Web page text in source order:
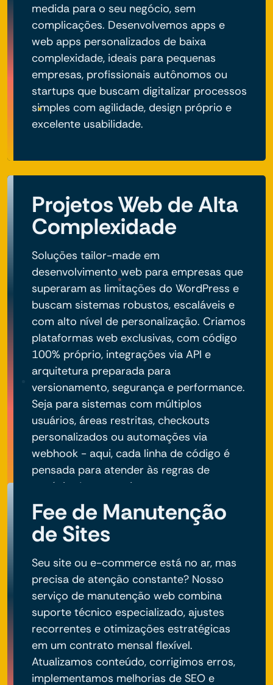
medida para o seu negócio, sem
complicações. Desenvolvemos apps e
web apps personalizados de baixa
complexidade, ideais para pequenas
empresas, profissionais autônomos ou
startups que buscam digitalizar processos
simples com agilidade, design próprio e
excelente usabilidade.
Projetos Web de Alta
Complexidade
Soluções tailor-made em
desenvolvimento web para empresas que
superaram as limitações do WordPress e
buscam sistemas robustos, escaláveis e
com alto nível de personalização. Criamos
plataformas web exclusivas, com código
100% próprio, integrações via API e
arquitetura preparada para
versionamento, segurança e performance.
Seja para sistemas com múltiplos
usuários, áreas restritas, checkouts
personalizados ou automações via
webhook - aqui, cada linha de código é
pensada para atender às regras de
negócio do seu projeto.
Fee de Manutenção
de Sites
Seu site ou e-commerce está no ar, mas
precisa de atenção constante? Nosso
serviço de manutenção web combina
suporte técnico especializado, ajustes
recorrentes e otimizações estratégicas
em um contrato mensal flexível.
Atualizamos conteúdo, corrigimos erros,
implementamos melhorias de SEO e